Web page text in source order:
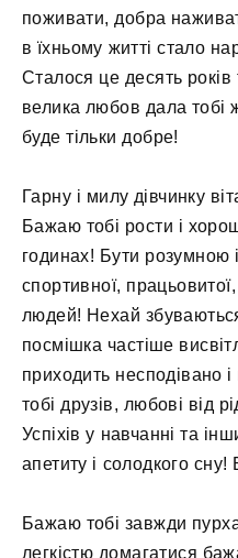
поживати, добра
в їхньому житті стало
Сталося це десять
велика любов дала тобі
буде тільки добре!
Гарну і милу дівчинку
Бажаю тобі рости і
годинах! Бути розумною
спортивної,
людей! Нехай збуваються
посмішка частіше
приходить несподівано
тобі друзів, любові від
Успіхів у навчанні та
апетиту і солодкого
Бажаю тобі завжди
легкістю домагатися